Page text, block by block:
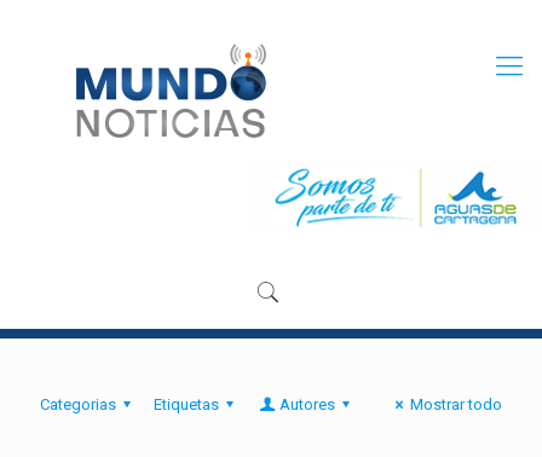
Categorias Etiquetas Autores Mostrar todo